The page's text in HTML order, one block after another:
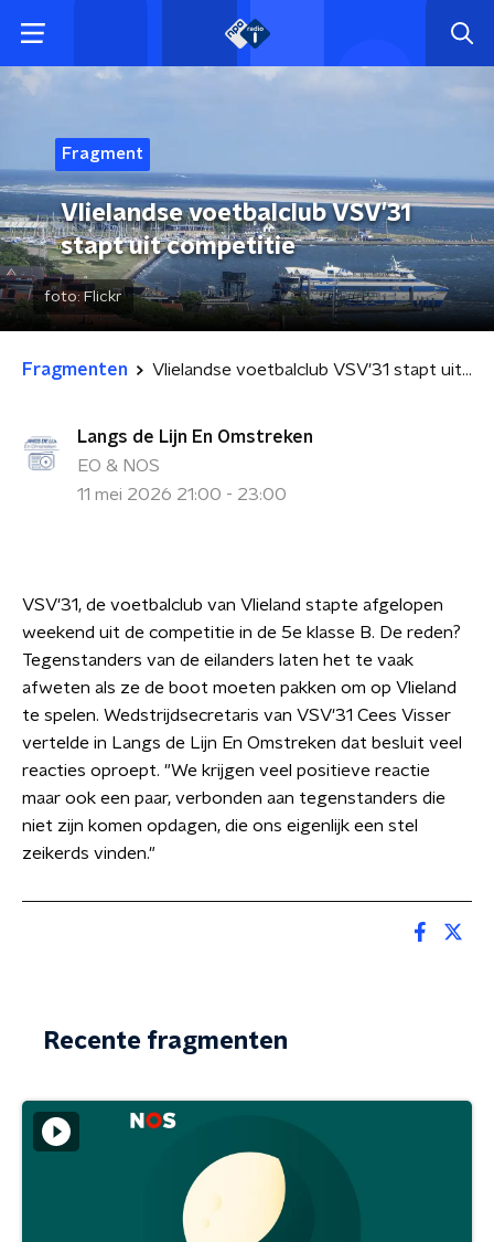
Fragment
Vlielandse voetbalclub VSV'31
stapt uit competitie
foto: Flickr
Fragmenten Vlielandse voetbalclub VSV'31 stapt uit competitie
Langs de Lijn En Omstreken
EO & NOS
11 mei 2026 21:00 - 23:00
VSV'31, de voetbalclub van Vlieland stapte afgelopen
weekend uit de competitie in de 5e klasse B. De reden?
Tegenstanders van de eilanders laten het te vaak
afweten als ze de boot moeten pakken om op Vlieland
te spelen. Wedstrijdsecretaris van VSV'31 Cees Visser
vertelde in Langs de Lijn En Omstreken dat besluit veel
reacties oproept. "We krijgen veel positieve reactie
maar ook een paar, verbonden aan tegenstanders die
niet zijn komen opdagen, die ons eigenlijk een stel
zeikerds vinden."
Recente fragmenten